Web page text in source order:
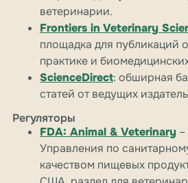
ветеринарии.
Frontiers in Veterinary
площадка для публикаций
практике и
ScienceDirect: обширная
статей от ведущих
Регуляторы
FDA: Animal & Veterinary
Управления по
качеством пищевых